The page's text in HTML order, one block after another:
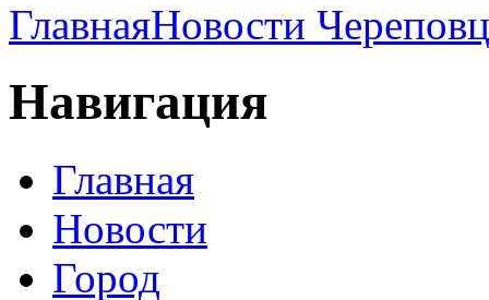
ГлавнаяНовости
Навигация
Главная
Новости
Город